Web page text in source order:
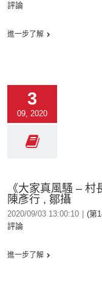
評論
進一步了解
3
09, 2020
《大家真風騷 –
陳彥行 , 鄒攝
2020/09/03 13:00:10 (第
評論
進一步了解